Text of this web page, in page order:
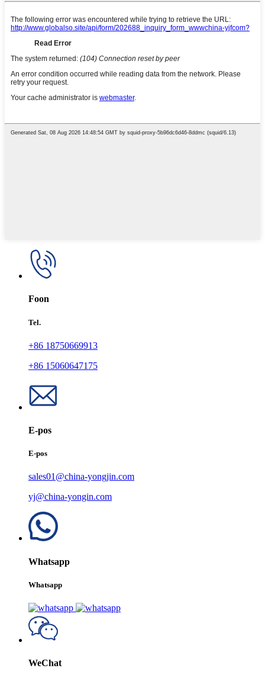
Foon
Tel.
+86 18750669913
+86 15060647175
E-pos
E-pos
sales01@china-yongjin.com
yj@china-yongin.com
Whatsapp
Whatsapp
WeChat